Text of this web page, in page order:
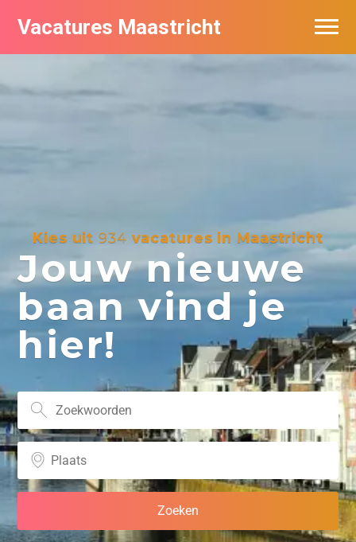
Vacatures Maastricht
Kies uit934 vacatures in Maastricht
Jouw nieuwe
baan vind je
hier!
Vacatures per bedrijf in Maastricht
De populairste vacatures in Maastricht